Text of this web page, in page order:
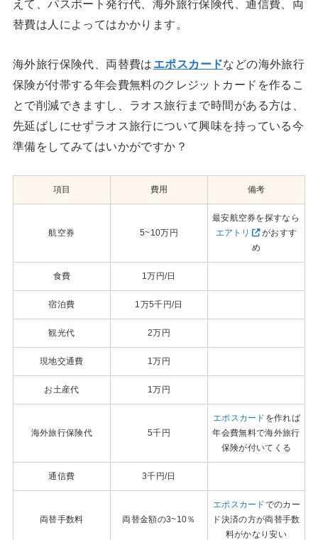
えて、パスポート発行代、海外旅行保険代、通信費、両
替費は人によってはかかります。
海外旅行保険代、両替費は エポスカードなどの海外旅行
保険が付帯する年会費無料のクレジットカードを作るこ
とで削減できますし、ラオス旅行まで時間がある方は、
先延ばしにせずラオス旅行について興味を持っている今
準備をしてみてはいかがですか？
項目 費用 備考
航空券 5~10万円
最安航空券を探すなら
エアトリ
がおすす
め
食費 1万円/日
宿泊費 1万5千円/日
観光代 2万円
現地交通費 1万円
お土産代 1万円
海外旅行保険代 5千円
エポスカード を作れば
年会費無料で海外旅行
保険が付いてくる
通信費 3千円/日
両替手数料 両替金額の3~10％
エポスカードでのカー
ド決済の方が両替手数
料がかなり安い